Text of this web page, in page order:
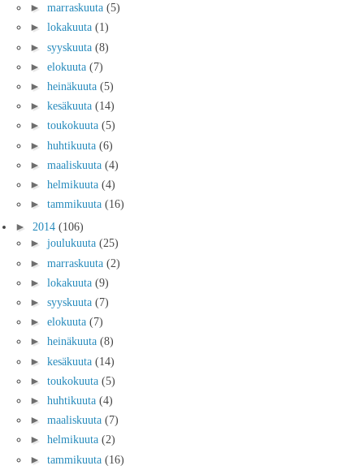
► marraskuuta (5)
► lokakuuta (1)
► syyskuuta (8)
► elokuuta (7)
► heinäkuuta (5)
► kesäkuuta (14)
► toukokuuta (5)
► huhtikuuta (6)
► maaliskuuta (4)
► helmikuuta (4)
► tammikuuta (16)
► 2014 (106)
► joulukuuta (25)
► marraskuuta (2)
► lokakuuta (9)
► syyskuuta (7)
► elokuuta (7)
► heinäkuuta (8)
► kesäkuuta (14)
► toukokuuta (5)
► huhtikuuta (4)
► maaliskuuta (7)
► helmikuuta (2)
► tammikuuta (16)